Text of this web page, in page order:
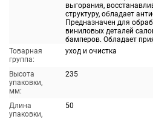
выгорания,
структуру, обладает
Предназначен для
виниловых деталей
бамперов. Обладает
Товарная
группа:
уход и очистка
Высота
упаковки,
мм:
235
Длина
упаковки,
50